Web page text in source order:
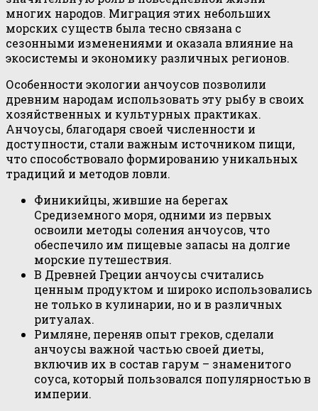
многих народов. Миграция этих небольших
морских существ была тесно связана с
сезонными изменениями и оказала влияние на
экосистемы и экономику различных регионов.
Особенности экологии анчоусов позволили
древним народам использовать эту рыбу в своих
хозяйственных и культурных практиках.
Анчоусы, благодаря своей численности и
доступности, стали важным источником пищи,
что способствовало формированию уникальных
традиций и методов ловли.
Финикийцы, жившие на берегах
Средиземного моря, одними из первых
освоили методы соления анчоусов, что
обеспечило им пищевые запасы на долгие
морские путешествия.
В Древней Греции анчоусы считались
ценным продуктом и широко использовались
не только в кулинарии, но и в различных
ритуалах.
Римляне, переняв опыт греков, сделали
анчоусы важной частью своей диеты,
включив их в состав гарум – знаменитого
соуса, который пользовался популярностью в
империи.